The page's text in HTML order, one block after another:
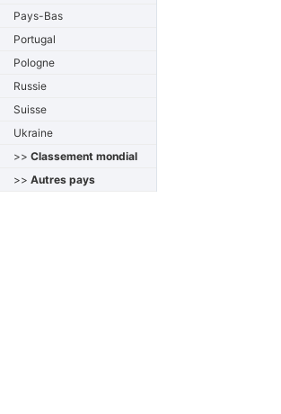
Pays-Bas
Portugal
Pologne
Russie
Suisse
Ukraine
>> Classement mondial
>> Autres pays